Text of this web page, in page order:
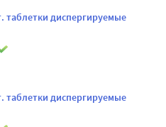
таблетки диспергируемые
таблетки диспергируемые